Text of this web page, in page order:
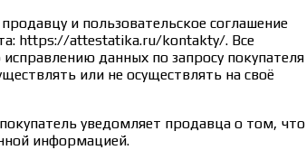
и пользовательское соглашение
https://attestatika.ru/kontakty/. Все
данных по запросу покупателя
или не осуществлять на своё
уведомляет продавца о том, что
информацией.